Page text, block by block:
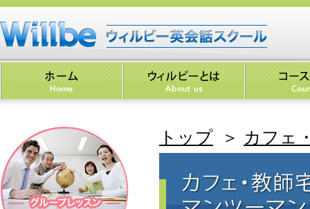
トップ ＞ カフェ